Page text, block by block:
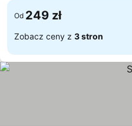
Od 249 zł
Zobacz ceny z 3 stron